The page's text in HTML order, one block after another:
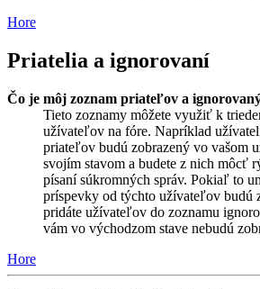
Hore
Priatelia a ignorovaní
Čo je môj zoznam priateľov a
Tieto zoznamy môžete využiť k
užívateľov na fóre. Napríklad
priateľov budú zobrazený vo vašom
svojím stavom a budete z nich môcť
písaní súkromných správ. Pokiaľ to
príspevky od týchto užívateľov budú
pridáte užívateľov do zoznamu
vám vo východzom stave nebudú
Hore